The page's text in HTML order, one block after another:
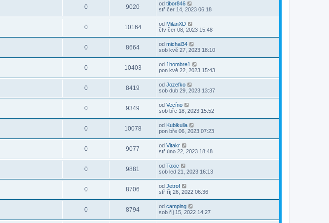
0 9020 od tibor846
stř čer 14, 2023 06:18
0 10164 od MilanXD
čtv čer 08, 2023 15:48
0 8664 od michal34
sob kvě 27, 2023 18:10
0 10403 od 1hombre1
pon kvě 22, 2023 15:43
0 8419 od Jozefko
sob dub 29, 2023 13:37
0 9349 od Vecíno
sob bře 18, 2023 15:52
0 10078 od Kubikulla
pon bře 06, 2023 07:23
0 9077 od Vitakr
stř úno 22, 2023 18:48
0 9881 od Toxic
sob led 21, 2023 16:13
0 8706 od Jetrof
stř říj 26, 2022 06:36
0 8794 od camping
sob říj 15, 2022 14:27